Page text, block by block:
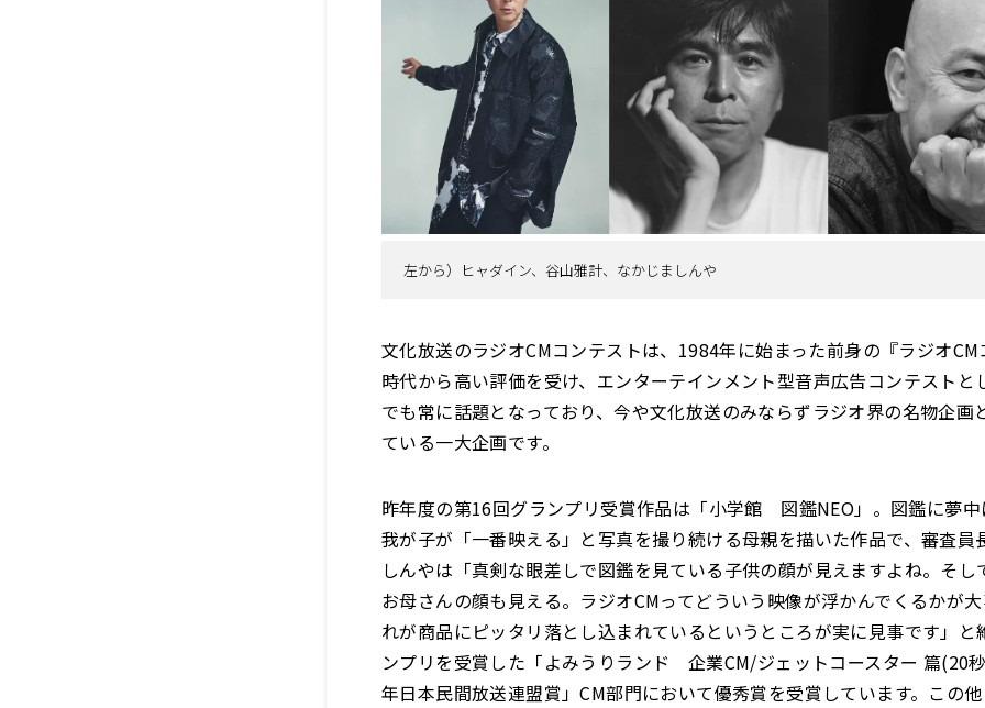
左から）ヒャダイン、谷山雅計、なかじましんや
文化放送のラジオCMコンテストは、1984年に始まった前身の『ラジオCM
時代から高い評価を受け、エンターテインメント型音声広告コンテストと
でも常に話題となっており、今や文化放送のみならずラジオ界の名物企画
ている一大企画です。
昨年度の第16回グランプリ受賞作品は「小学館 図鑑NEO」。図鑑に夢中
我が子が「一番映える」と写真を撮り続ける母親を描いた作品で、審査員
しんやは「真剣な眼差しで図鑑を見ている子供の顔が見えますよね。そし
お母さんの顔も見える。ラジオCMってどういう映像が浮かんでくるかが
れが商品にピッタリ落とし込まれているというところが実に見事です」と
ンプリを受賞した「よみうりランド 企業CM/ジェットコースター 篇(20
年日本民間放送連盟賞」CM部門において優秀賞を受賞しています。この